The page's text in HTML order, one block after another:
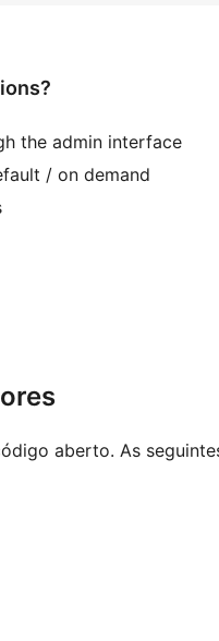
the admin interface
/ on demand
aberto. As